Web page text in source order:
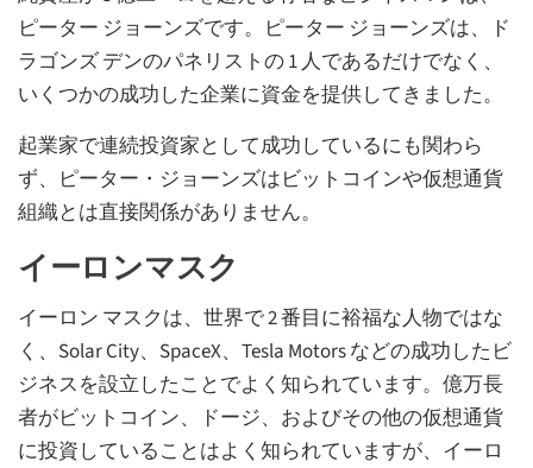
ピーター ジョーンズです。ピーター ジョーンズは、ド
ラゴンズ デンのパネリストの 1 人であるだけでなく、
いくつかの成功した企業に資金を提供してきました。
起業家で連続投資家として成功しているにも関わら
ず、ピーター・ジョーンズはビットコインや仮想通貨
組織とは直接関係がありません。
イーロンマスク
イーロン マスクは、世界で 2 番目に裕福な人物ではな
く、Solar City、SpaceX、Tesla Motors などの成功したビ
ジネスを設立したことでよく知られています。億万長
者がビットコイン、ドージ、およびその他の仮想通貨
に投資していることはよく知られていますが、イーロ